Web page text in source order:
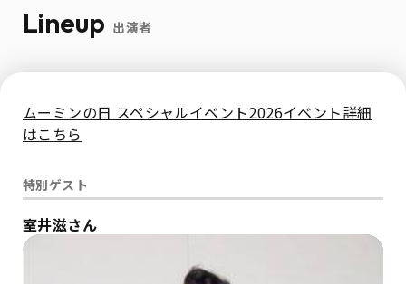
Lineup 出演者
ムーミンの日 スペシャルイベント2026イベント詳細
はこちら
特別ゲスト
室井滋さん